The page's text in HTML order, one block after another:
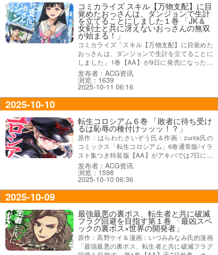
コミカライズ スキル【万物支配】に目
覚めたおっさんは、ダンジョンで生計
を立てることにしました１巻 「JK＆
女剣士と共に冴えないおっさんの無双
が始まる！」
コミカライズ「スキル【万物支配】に目覚めた
おっさんは、ダンジョンで生計を立てることに
しました」1巻【AA】が9日に発売になった。
裏表紙が『人生ドン底のおっさんが再起をかけ
て目指すは―』で、オビ謳い文句は『ダンジョ
ン化した東京、JK＆女剣士と共に冴えないおっ
さんの無双が始まる！』だった。
发布者：ACG资讯
浏览：1639
2025-10-11 06:16
2025-10-10
転生コロシアム６巻 「敗者に待ち受け
るは恥辱の種付けッッッ！？」
原作：はらわたさいぞう氏＆作画：zunta氏の
コミックス「転生コロシアム」6巻通常版/イラ
スト集つき特装版【AA】がアキバでは7日に発
売になった。オビ謳い文句は『タッグマッチ第
三戦開幕迫る！』、特装版のコミックス情報は
『敗者に待ち受けるは恥辱の種付けッッ
ッ！？』などになってる。
发布者：ACG资讯
浏览：1598
2025-10-10 06:36
2025-10-09
最強最悪の裏ボス、転生者と共に破滅
フラグ回避を目指す第１卷 「最凶スペ
ックの裏ボス×世界の開発者」
原作：高野ケイ＆漫画：いづみみなみ氏的漫画
「最強最悪の裏ボス、転生者と共に破滅フラグ